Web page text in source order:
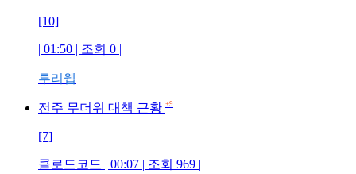
[10]
| 01:50 | 조회 0 |
루리웹
전주 무더위 대책 근황 +9
[7]
클로드코드 | 00:07 | 조회 969 |